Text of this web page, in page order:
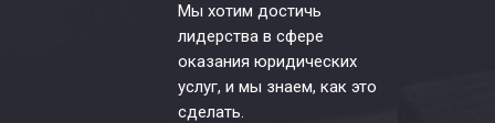
Мы хотим достичь
лидерства в сфере
оказания юридических
услуг, и мы знаем, как это
сделать.